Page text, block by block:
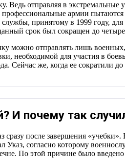
отправляя в экстремальные
армии
принятому в 1999 году, для
срок был сокращен до
можно отправлять лишь
необходимой для участия в
Сейчас же, когда ее сократили
И почему так
после завершения
согласно которому
По этой причине было